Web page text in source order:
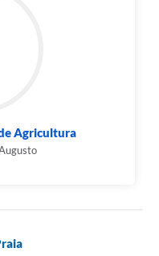
Agricultura